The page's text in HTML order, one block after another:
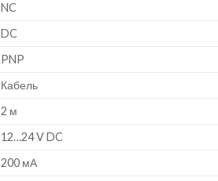
NC
DC
PNP
Кабель
2 м
12…24 V DC
200 мА